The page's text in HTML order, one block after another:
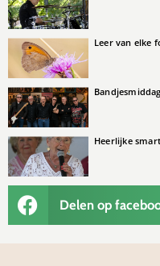
Leer van elke
Heerlijke
Delen op